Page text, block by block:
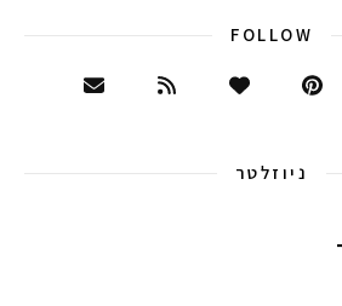
FOLLOW
ניוזלטר